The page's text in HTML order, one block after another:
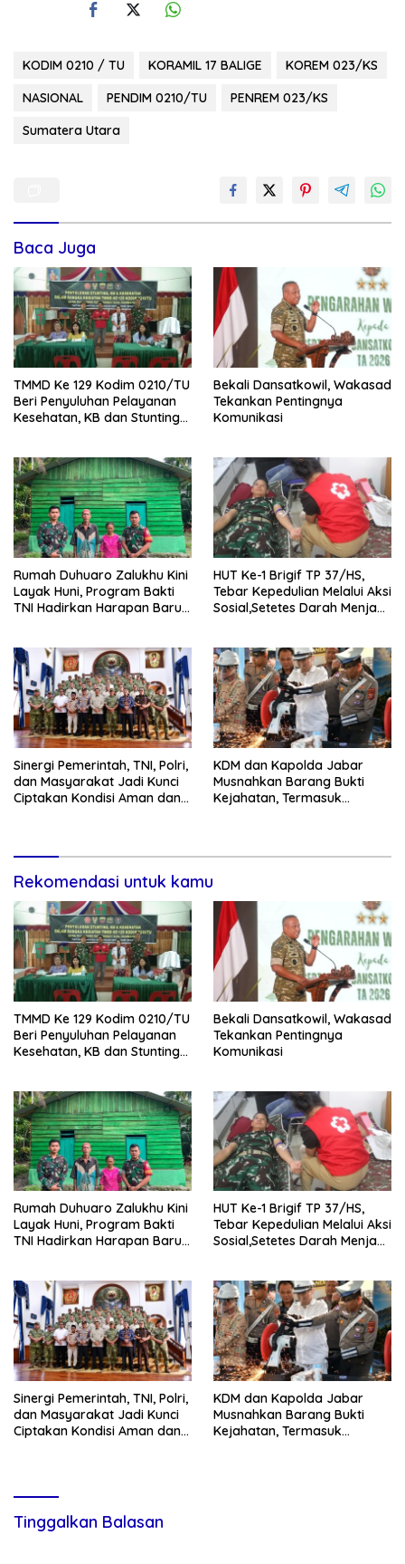
KODIM 0210 / TU KORAMIL 17 BALIGE
KOREM 023/KS
NASIONAL
PENDIM 0210/TU
PENREM 023/KS
Sumatera Utara
Baca Juga
TMMD Ke 129 Kodim 0210/TU
Beri Penyuluhan Pelayanan
Kesehatan, KB dan Stunting
Bekali Dansatkowil, Wakasad
Tekankan Pentingnya
Komunikasi
Rumah Duhuaro Zalukhu Kini
Layak Huni, Program Bakti
TNI Hadirkan Harapan Baru
HUT Ke-1 Brigif TP 37/HS,
Tebar Kepedulian Melalui Aksi
Sosial,Setetes Darah Menjadi
Sinergi Pemerintah, TNI, Polri,
dan Masyarakat Jadi Kunci
Ciptakan Kondisi Aman dan
KDM dan Kapolda Jabar
Musnahkan Barang Bukti
Kejahatan, Termasuk
Rekomendasi untuk kamu
TMMD Ke 129 Kodim 0210/TU
Beri Penyuluhan Pelayanan
Kesehatan, KB dan Stunting
Bekali Dansatkowil, Wakasad
Tekankan Pentingnya
Komunikasi
Rumah Duhuaro Zalukhu Kini
Layak Huni, Program Bakti
TNI Hadirkan Harapan Baru
HUT Ke-1 Brigif TP 37/HS,
Tebar Kepedulian Melalui Aksi
Sosial,Setetes Darah Menjadi
Sinergi Pemerintah, TNI, Polri,
dan Masyarakat Jadi Kunci
Ciptakan Kondisi Aman dan
KDM dan Kapolda Jabar
Musnahkan Barang Bukti
Kejahatan, Termasuk
Tinggalkan Balasan